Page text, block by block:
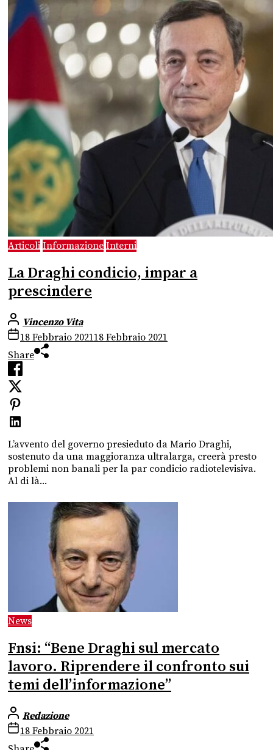
Articoli Informazione Interni
La Draghi condicio, impar a
prescindere
Vincenzo Vita
18 Febbraio 202118 Febbraio 2021
Share
L’avvento del governo presieduto da Mario Draghi,
sostenuto da una maggioranza ultralarga, creerà presto
problemi non banali per la par condicio radiotelevisiva.
Al di là...
News
Fnsi: “Bene Draghi sul mercato
lavoro. Riprendere il confronto sui
temi dell’informazione”
Redazione
18 Febbraio 2021